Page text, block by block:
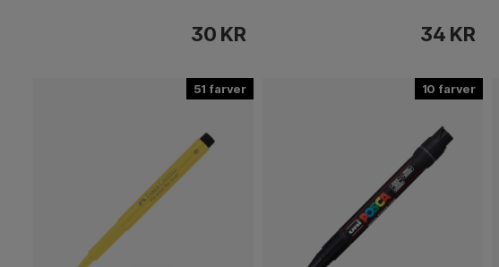
30 KR 34 KR
51 10